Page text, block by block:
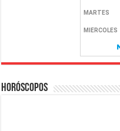
Horóscopos